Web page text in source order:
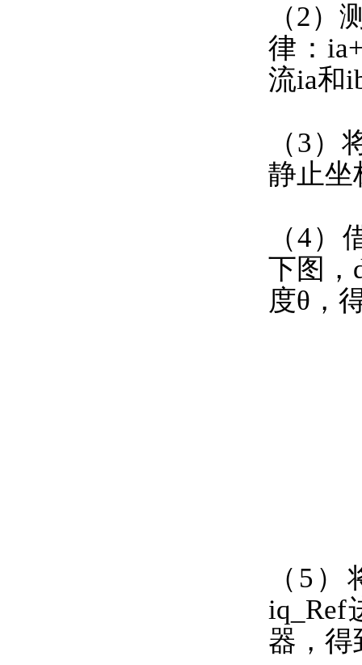
（2）
律：
流ia和
（3
静止坐
（4
下图，
度θ，
（5
iq_Ref
器，得